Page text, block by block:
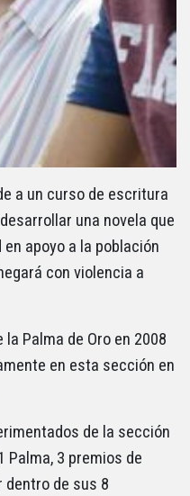
a un curso de escritura
una novela que
apoyo a la población
con violencia a
la Palma de Oro en 2008
en esta sección en
de la sección
3 premios de
dentro de sus 8